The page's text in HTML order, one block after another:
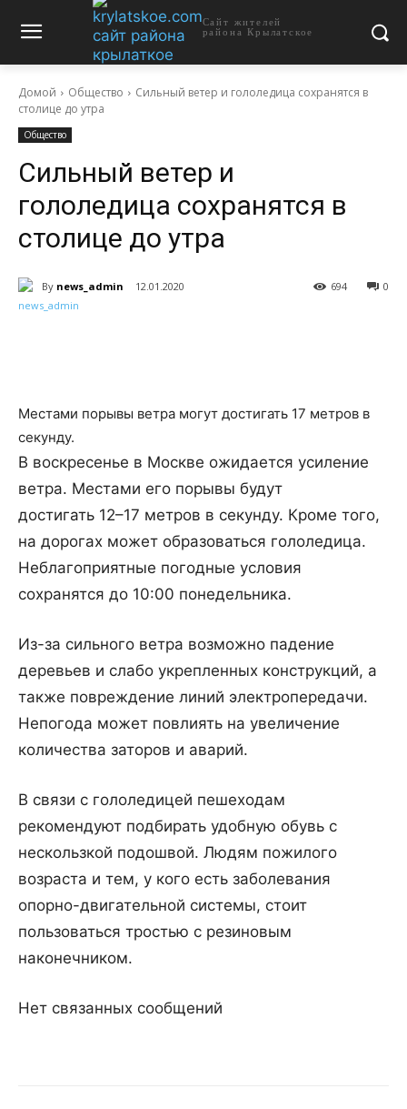
Сайт жителей
района Крылатское
Домой Общество
Сильный ветер и гололедица сохранятся в
столице до утра
Общество
Сильный ветер и
гололедица сохранятся в
столице до утра
By news_admin 12.01.2020 0
694
Местами порывы ветра могут достигать 17 метров в
секунду.
В воскресенье в Москве ожидается усиление
ветра. Местами его порывы будут
достигать 12–17 метров в секунду. Кроме того,
на дорогах может образоваться гололедица.
Неблагоприятные погодные условия
сохранятся до 10:00 понедельника.
Из-за сильного ветра возможно падение
деревьев и слабо укрепленных конструкций, а
также повреждение линий электропередачи.
Непогода может повлиять на увеличение
количества заторов и аварий.
В связи с гололедицей пешеходам
рекомендуют подбирать удобную обувь с
нескользкой подошвой. Людям пожилого
возраста и тем, у кого есть заболевания
опорно-двигательной системы, стоит
пользоваться тростью c резиновым
наконечником.
Нет связанных сообщений